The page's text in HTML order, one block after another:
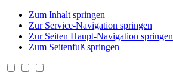
Zum Inhalt springen
Zur Service-Navigation springen
Zur Seiten Haupt-Navigation springen
Zum Seitenfuß springen